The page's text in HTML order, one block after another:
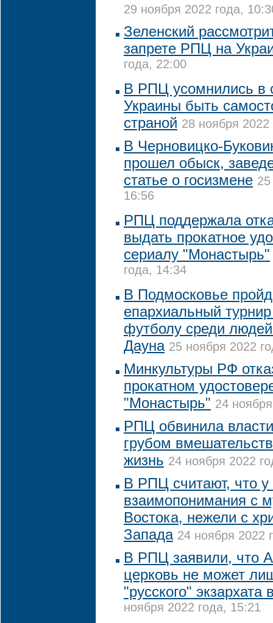
29 ноября 2022 года,
Зеленский
запрете РПЦ на
года, 22:00
В РПЦ усомнились в
Украины быть
страной 28 ноября 2022
В Черновицко-
прошел обыск,
статье о госизмене
16:56
РПЦ поддержала
выдать прокатное
сериалу "Монастырь"
года, 14:34
В Подмосковье
епархиальный
футболу среди
Дауна 25 ноября 2022
Минкультуры РФ
прокатном
"Монастырь" 24
РПЦ обвинила
грубом
жизнь 24 ноября 2022
В РПЦ считают, что
взаимопонимания с
Востока, нежели с
Запада 24 ноября 2022
В РПЦ заявили, что
церковь не может
"русского"
ноября 2022 года, 15:21